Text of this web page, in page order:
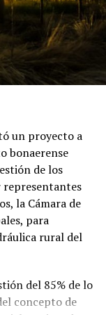
un proyecto a
bonaerense
de los
representantes
la Cámara de
para
rural del
del 85% de lo
concepto de